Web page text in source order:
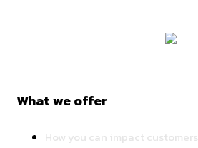
What we offer
How you can impact customers